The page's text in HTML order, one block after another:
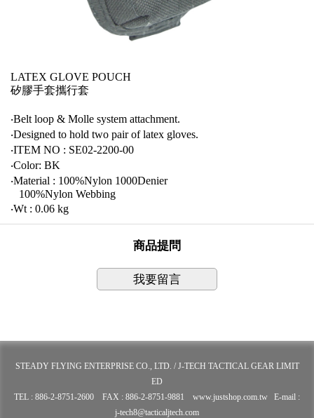
LATEX GLOVE POUCH
矽膠手套攜行套
‧Belt loop & Molle system attachment.
‧Designed to hold two pair of latex gloves.
‧ITEM NO : SE02-2200-00
‧Color: BK
‧Material : 100%Nylon 1000Denier
100%Nylon Webbing
‧Wt : 0.06 kg
商品提問
我要留言
STEADY FLYING ENTERPRISE CO., LTD. / J-TECH TACTICAL GEAR LIMIT
ED
TEL : 886-2-8751-2600 FAX : 886-2-8751-9881 www.justshop.com.tw E-mail :
j-tech8@tacticaljtech.com